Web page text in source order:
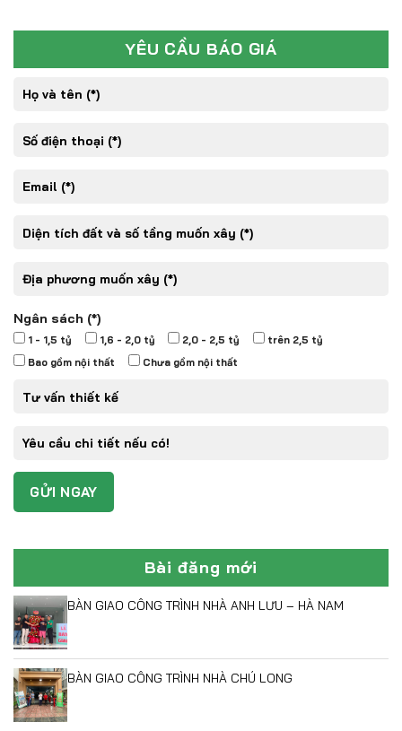
YÊU CẦU BÁO GIÁ
Ngân sách (*)
1 - 1,5 tỷ 1,6 - 2,0 tỷ 2,0 - 2,5 tỷ
trên 2,5 tỷ
Bao gồm nội thất
Chưa gồm nội thất
Bài đăng mới
BÀN GIAO CÔNG TRÌNH NHÀ ANH LƯU – HÀ NAM
BÀN GIAO CÔNG TRÌNH NHÀ CHÚ LONG